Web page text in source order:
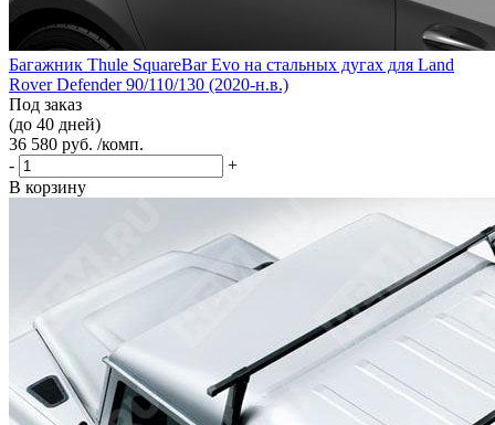
Багажник Thule SquareBar Evo на стальных дугах для Land
Rover Defender 90/110/130 (2020-н.в.)
Под заказ
(до 40 дней)
36 580 руб. /комп.
-
+
В корзину